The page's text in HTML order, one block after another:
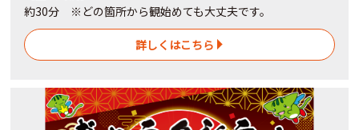
約30分 ※どの箇所から観始めても大丈夫です。
詳しくはこちら